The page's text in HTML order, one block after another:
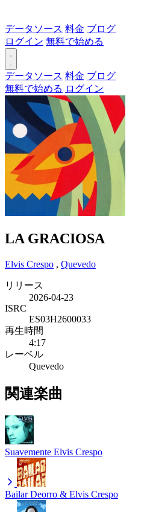
データソース 料金 ブログ
ログイン 無料で始める
データソース 料金 ブログ
無料で始める ログイン
LA GRACIOSA
Elvis Crespo , Quevedo
リリース
2026-04-23
ISRC
ES03H2600033
再生時間
4:17
レーベル
Quevedo
関連楽曲
Suavemente Elvis Crespo
Bailar Deorro & Elvis Crespo